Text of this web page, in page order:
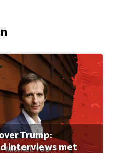
Trump:
interviews met